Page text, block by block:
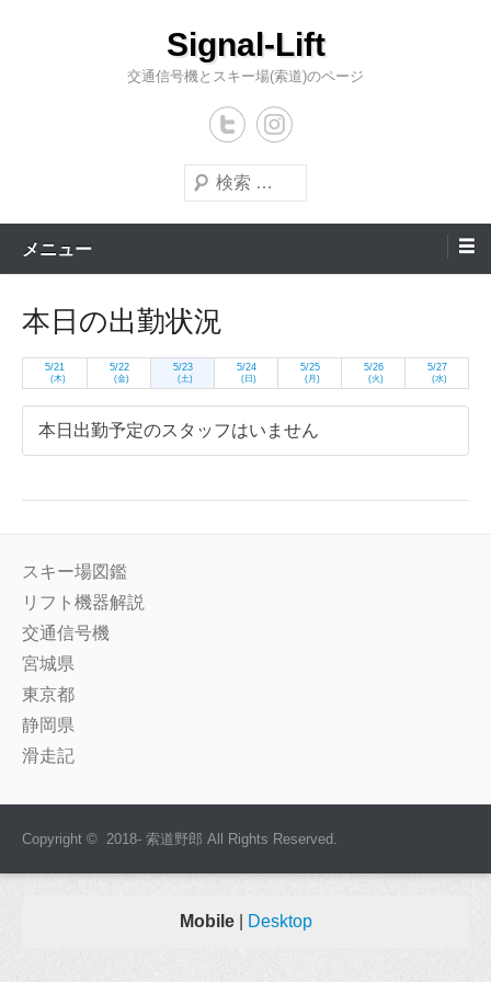
キ
Signal-Lift
交通信号機とスキー場(索道)のページ
検
索
メニュー
本日の出勤状況
5/21
(木)
5/22
(金)
5/23
(土)
5/24
(日)
5/25
(月)
5/26
(火)
5/27
(水)
本日出勤予定のスタッフはいません
スキー場図鑑
リフト機器解説
交通信号機
宮城県
東京都
静岡県
滑走記
Copyright © 2018- 索道野郎 All Rights Reserved.
Mobile| Desktop